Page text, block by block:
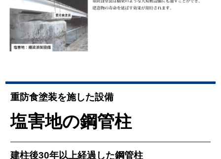
重防食塗装を施した設備
塩害地の鋼管柱
建柱後30年以上経過した鋼管柱